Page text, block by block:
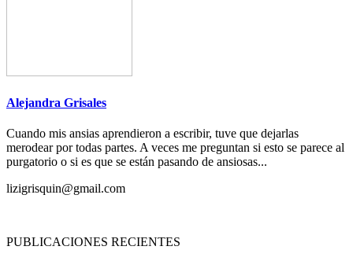
Alejandra Grisales
Cuando mis ansias aprendieron a escribir, tuve que dejarlas
merodear por todas partes. A veces me preguntan si esto se parece al
purgatorio o si es que se están pasando de ansiosas...
lizigrisquin@gmail.com
PUBLICACIONES RECIENTES